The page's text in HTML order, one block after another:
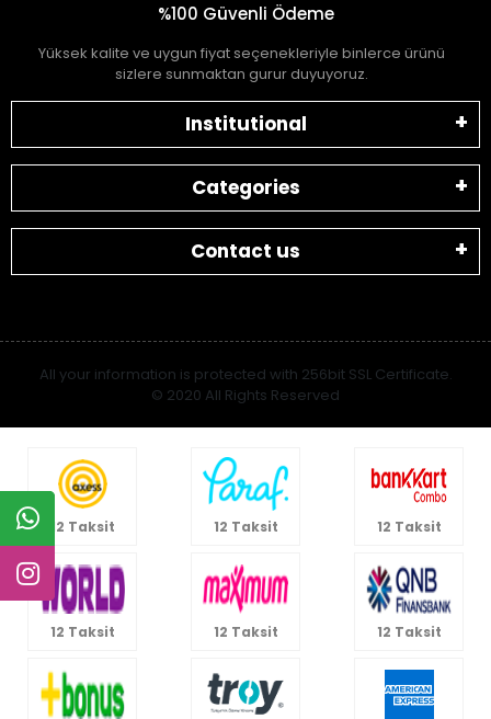
%100 Güvenli Ödeme
Yüksek kalite ve uygun fiyat seçenekleriyle binlerce ürünü
sizlere sunmaktan gurur duyuyoruz.
Institutional
Categories
Contact us
All your information is protected with 256bit SSL Certificate.
© 2020 All Rights Reserved
12 Taksit 12 Taksit 12 Taksit
12 Taksit 12 Taksit 12 Taksit